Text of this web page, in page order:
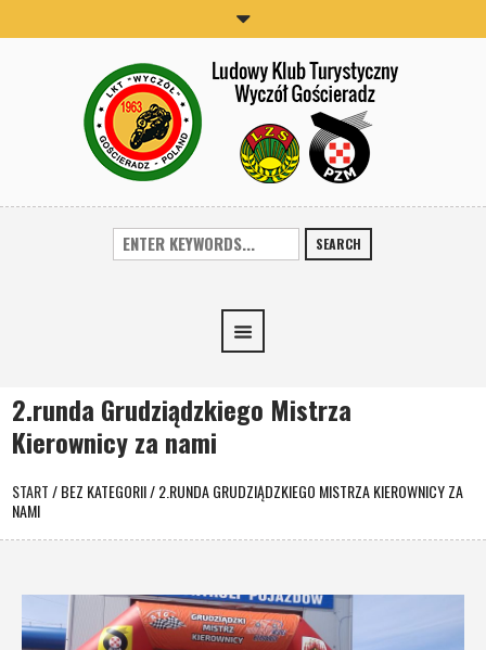
SEARCH
2.runda Grudziądzkiego Mistrza
Kierownicy za nami
START/BEZ KATEGORII/2.RUNDA GRUDZIĄDZKIEGO MISTRZA KIEROWNICY ZA
NAMI